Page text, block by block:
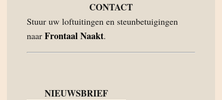
CONTACT
Stuur uw loftuitingen en steunbetuigingen
naar Frontaal Naakt.
NIEUWSBRIEF